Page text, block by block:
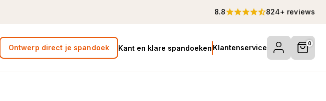
8.8 824+ reviews
Ontwerp direct je spandoek Kant en klare spandoeken Klantenservice 0